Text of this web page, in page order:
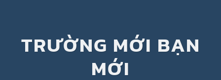
TRƯỜNG MỚI BẠN
MỚI